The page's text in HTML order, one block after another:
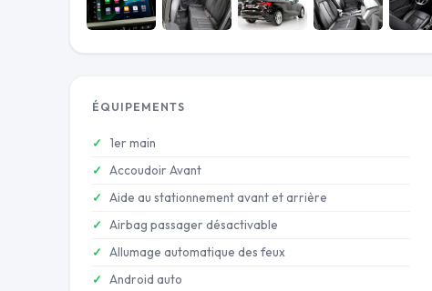
ÉQUIPEMENTS
1er main
Accoudoir Avant
Aide au stationnement avant et arrière
Airbag passager désactivable
Allumage automatique des feux
Android auto